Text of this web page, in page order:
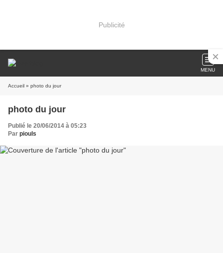
Publicité
MENU
Accueil » photo du jour
photo du jour
Publié le 20/06/2014 à 05:23
Par piouls